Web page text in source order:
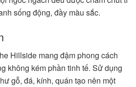
sống động, đầy màu sắc.
Hillside mang đậm phong cách
không kém phần tinh tế. Sử dụng
gỗ, đá, kính, quán tạo nên một